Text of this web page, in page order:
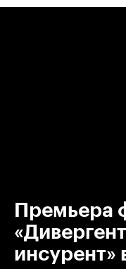
Премьера